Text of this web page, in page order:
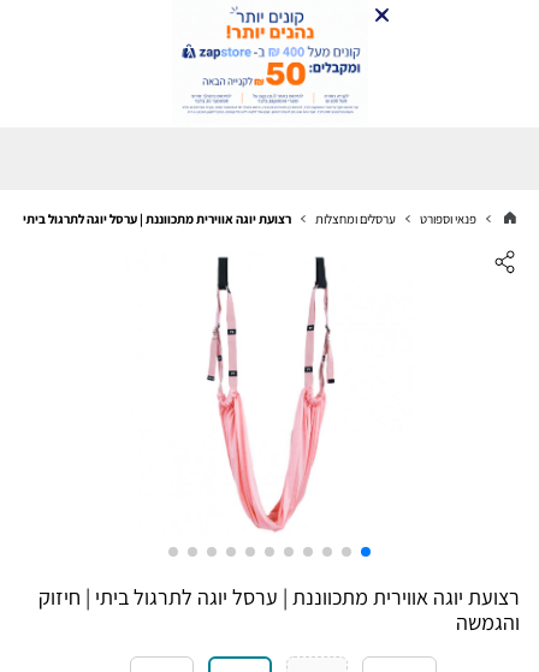
פנאי וספורט ערסלים ומחצלות רצועת יוגה אווירית מתכווננת | ערסל יוגה לתרגול ביתי |
רצועת יוגה אווירית מתכווננת | ערסל יוגה לתרגול ביתי | חיזוק
והגמשה